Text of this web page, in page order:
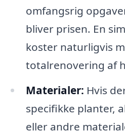
omfangsrig
bliver prisen. En
koster naturligvis
totalrenovering af
Materialer: Hvis
specifikke planter,
eller andre